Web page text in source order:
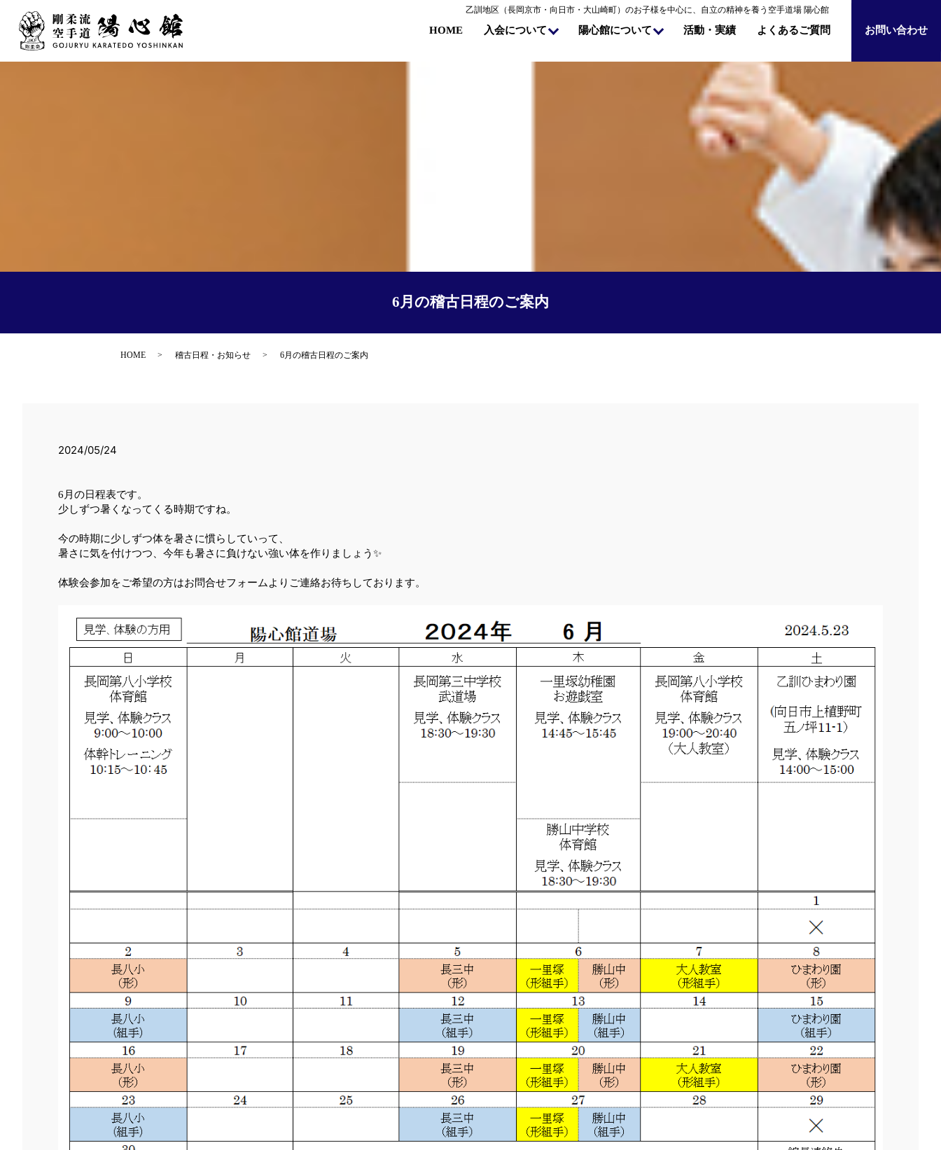
乙訓地区（長岡京市・向日市・大山崎町）のお子様を中心に、自立の精神を養う空手道場 陽心館
お問い合わせ
HOME 入会について 陽心館について 活動・実績 よくあるご質問
6月の稽古日程のご案内
HOME 稽古日程・お知らせ 6月の稽古日程のご案内
2024/05/24
6月の日程表です。
少しずつ暑くなってくる時期ですね。
今の時期に少しずつ体を暑さに慣らしていって、
暑さに気を付けつつ、今年も暑さに負けない強い体を作りましょう✨
体験会参加をご希望の方はお問合せフォームよりご連絡お待ちしております。